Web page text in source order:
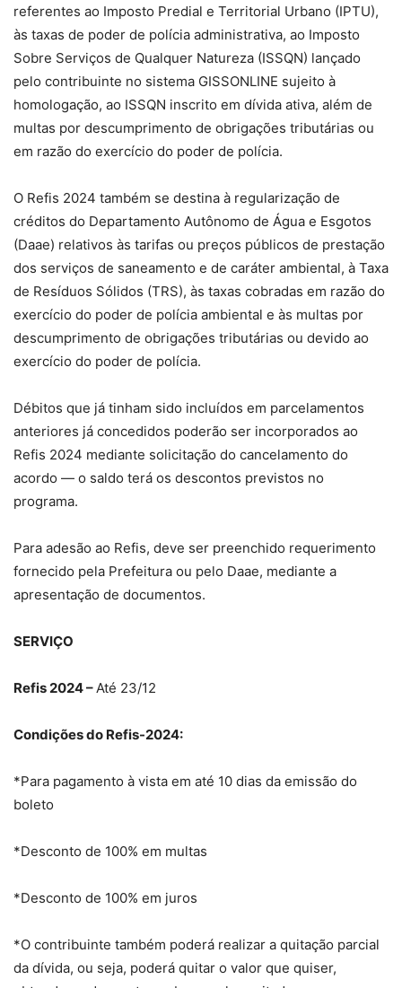
referentes ao Imposto Predial e Territorial Urbano (IPTU),
às taxas de poder de polícia administrativa, ao Imposto
Sobre Serviços de Qualquer Natureza (ISSQN) lançado
pelo contribuinte no sistema GISSONLINE sujeito à
homologação, ao ISSQN inscrito em dívida ativa, além de
multas por descumprimento de obrigações tributárias ou
em razão do exercício do poder de polícia.
O Refis 2024 também se destina à regularização de
créditos do Departamento Autônomo de Água e Esgotos
(Daae) relativos às tarifas ou preços públicos de prestação
dos serviços de saneamento e de caráter ambiental, à Taxa
de Resíduos Sólidos (TRS), às taxas cobradas em razão do
exercício do poder de polícia ambiental e às multas por
descumprimento de obrigações tributárias ou devido ao
exercício do poder de polícia.
Débitos que já tinham sido incluídos em parcelamentos
anteriores já concedidos poderão ser incorporados ao
Refis 2024 mediante solicitação do cancelamento do
acordo — o saldo terá os descontos previstos no
programa.
Para adesão ao Refis, deve ser preenchido requerimento
fornecido pela Prefeitura ou pelo Daae, mediante a
apresentação de documentos.
SERVIÇO
Refis 2024 –Até 23/12
Condições do Refis-2024:
*Para pagamento à vista em até 10 dias da emissão do
boleto
*Desconto de 100% em multas
*Desconto de 100% em juros
*O contribuinte também poderá realizar a quitação parcial
da dívida, ou seja, poderá quitar o valor que quiser,